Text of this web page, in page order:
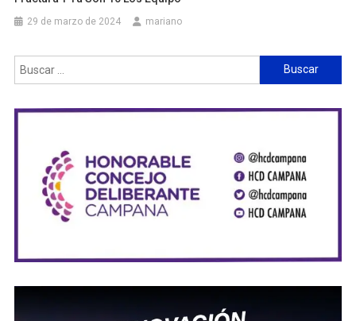
29 de marzo de 2024 mariano
Buscar: